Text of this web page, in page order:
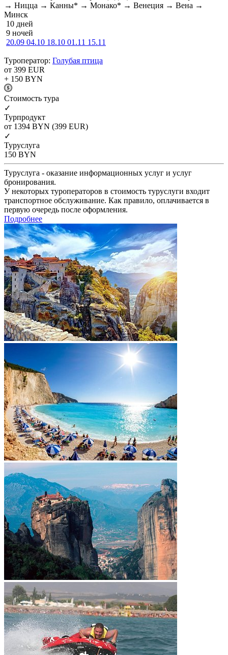
→ Ницца → Канны* → Монако* → Венеция → Вена →
Минск
10 дней
9 ночей
20.09 04.10 18.10 01.11 15.11
Туроператор: Голубая птица
от 399 EUR
+ 150 BYN
Cтоимость тура
✓
Турпродукт
от 1394 BYN (399 EUR)
✓
Туруслуга
150 BYN
Туруслуга - оказание информационных услуг и услуг
бронирования.
У некоторых туроператоров в стоимость туруслуги входит
транспортное обслуживание. Как правило, оплачивается в
первую очередь после оформления.
Подробнее